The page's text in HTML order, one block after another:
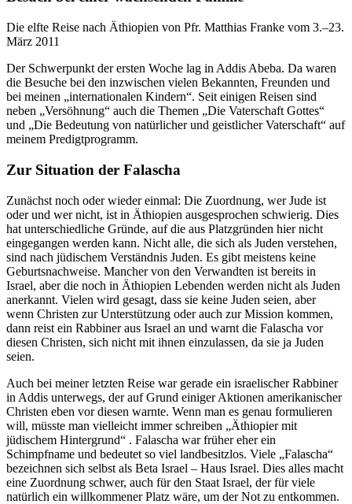
Die elfte Reise nach Äthiopien von Pfr. Matthias Franke vom 3.–23.
März 2011
Der Schwerpunkt der ersten Woche lag in Addis Abeba. Da waren
die Besuche bei den inzwischen vielen Bekannten, Freunden und
bei meinen „internationalen Kindern“. Seit einigen Reisen sind
neben „Versöhnung“ auch die Themen „Die Vaterschaft Gottes“
und „Die Bedeutung von natürlicher und geistlicher Vaterschaft“ auf
meinem Predigtprogramm.
Zur Situation der Falascha
Zunächst noch oder wieder einmal: Die Zuordnung, wer Jude ist
oder und wer nicht, ist in Äthiopien ausgesprochen schwierig. Dies
hat unterschiedliche Gründe, auf die aus Platzgründen hier nicht
eingegangen werden kann. Nicht alle, die sich als Juden verstehen,
sind nach jüdischem Verständnis Juden. Es gibt meistens keine
Geburtsnachweise. Mancher von den Verwandten ist bereits in
Israel, aber die noch in Äthiopien Lebenden werden nicht als Juden
anerkannt. Vielen wird gesagt, dass sie keine Juden seien, aber
wenn Christen zur Unterstützung oder auch zur Mission kommen,
dann reist ein Rabbiner aus Israel an und warnt die Falascha vor
diesen Christen, sich nicht mit ihnen einzulassen, da sie ja Juden
seien.
Auch bei meiner letzten Reise war gerade ein israelischer Rabbiner
in Addis unterwegs, der auf Grund einiger Aktionen amerikanischer
Christen eben vor diesen warnte. Wenn man es genau formulieren
will, müsste man vielleicht immer schreiben „Äthiopier mit
jüdischem Hintergrund“ . Falascha war früher eher ein
Schimpfname und bedeutet so viel landbesitzlos. Viele „Falascha“
bezeichnen sich selbst als Beta Israel – Haus Israel. Dies alles macht
eine Zuordnung schwer, auch für den Staat Israel, der für viele
natürlich ein willkommener Platz wäre, um der Not zu entkommen.